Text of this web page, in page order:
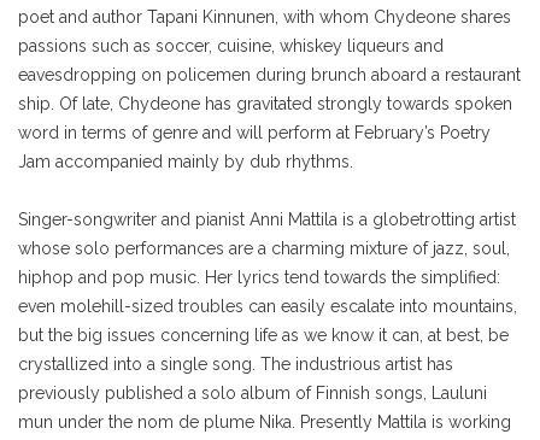
poet and author Tapani Kinnunen, with whom Chydeone shares
passions such as soccer, cuisine, whiskey liqueurs and
eavesdropping on policemen during brunch aboard a restaurant
ship. Of late, Chydeone has gravitated strongly towards spoken
word in terms of genre and will perform at February’s Poetry
Jam accompanied mainly by dub rhythms.
Singer-songwriter and pianist Anni Mattila is a globetrotting artist
whose solo performances are a charming mixture of jazz, soul,
hiphop and pop music. Her lyrics tend towards the simplified:
even molehill-sized troubles can easily escalate into mountains,
but the big issues concerning life as we know it can, at best, be
crystallized into a single song. The industrious artist has
previously published a solo album of Finnish songs, Lauluni
mun under the nom de plume Nika. Presently Mattila is working